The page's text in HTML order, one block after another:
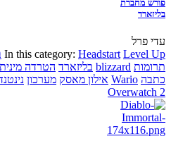
פורש מחברת
בליזארד
עדי פרל
In this category: Headstart Level Up
תרומות blizzard בליזארד הטרדה מינית
כתבה Wario אילון מאסק מערכון
Overwatch 2